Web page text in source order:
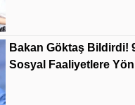
Bakan Göktaş Bildirdi!
Sosyal Faaliyetlere